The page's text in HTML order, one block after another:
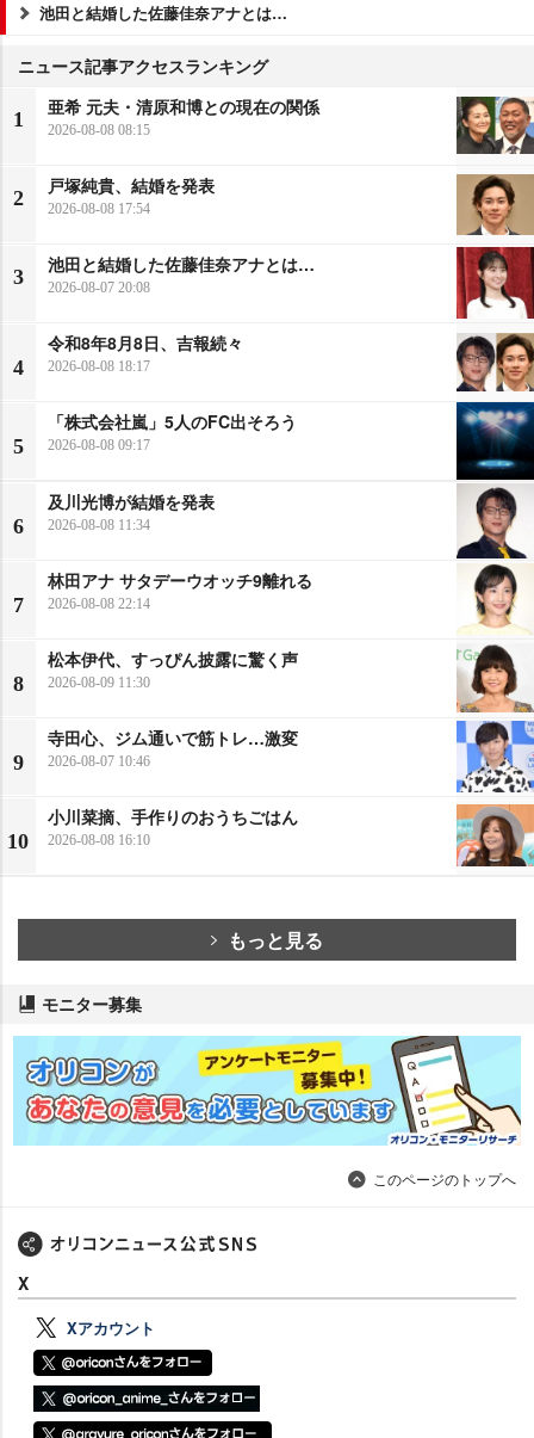
池田と結婚した佐藤佳奈アナとは…
ニュース記事アクセスランキング
1
亜希 元夫・清原和博との現在の関係
2026-08-08 08:15
2
戸塚純貴、結婚を発表
2026-08-08 17:54
3
池田と結婚した佐藤佳奈アナとは…
2026-08-07 20:08
4
令和8年8月8日、吉報続々
2026-08-08 18:17
5
「株式会社嵐」5人のFC出そろう
2026-08-08 09:17
6
及川光博が結婚を発表
2026-08-08 11:34
7
林田アナ サタデーウオッチ9離れる
2026-08-08 22:14
8
松本伊代、すっぴん披露に驚く声
2026-08-09 11:30
9
寺田心、ジム通いで筋トレ…激変
2026-08-07 10:46
10
小川菜摘、手作りのおうちごはん
2026-08-08 16:10
もっと見る
モニター募集
このページのトップへ
X
Xアカウント